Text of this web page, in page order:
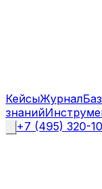
КейсыЖурнал
знаний
+7 (495) 320-